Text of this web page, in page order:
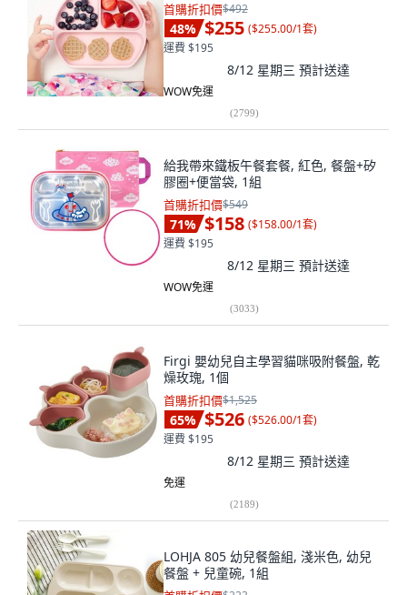
首購折扣價$492
48% $255 ($255.00/1套)
運費 $195
8/12 星期三 預計送達
WOW免運
(2799)
給我帶來鐵板午餐套餐, 紅色, 餐盤+矽
膠圈+便當袋, 1組
首購折扣價$549
71% $158 ($158.00/1套)
運費 $195
8/12 星期三 預計送達
WOW免運
(3033)
Firgi 嬰幼兒自主學習貓咪吸附餐盤, 乾
燥玫瑰, 1個
首購折扣價$1,525
65% $526 ($526.00/1套)
運費 $195
8/12 星期三 預計送達
免運
(2189)
LOHJA 805 幼兒餐盤組, 淺米色, 幼兒
餐盤 + 兒童碗, 1組